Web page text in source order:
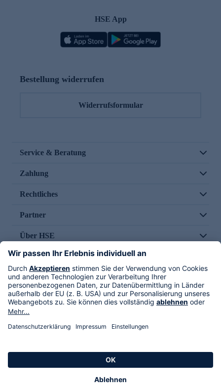
HSE App
Bestellung widerrufen
Widerrufsformular
Service & Beratung
Zahlung
Rechtliches
Partner
Über HSE
Im TV
HSE International